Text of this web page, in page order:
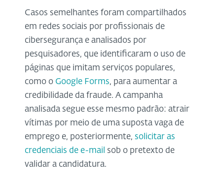
Casos semelhantes foram compartilhados
em redes sociais por profissionais de
cibersegurança e analisados por
pesquisadores, que identificaram o uso de
páginas que imitam serviços populares,
como o Google Forms, para aumentar a
credibilidade da fraude. A campanha
analisada segue esse mesmo padrão: atrair
vítimas por meio de uma suposta vaga de
emprego e, posteriormente, solicitar as
credenciais de e-mail sob o pretexto de
validar a candidatura.